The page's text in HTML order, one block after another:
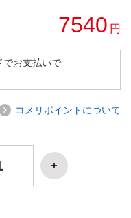
7540 円
でお支払いで
コメリポイントについて